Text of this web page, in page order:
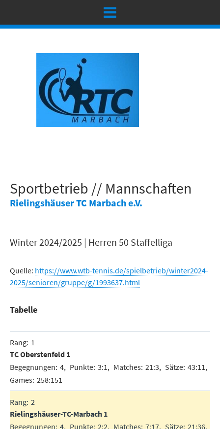
Sportbetrieb // Mannschaften
Rielingshäuser TC Marbach e.V.
Winter 2024/2025 | Herren 50 Staffelliga
Quelle: https://www.wtb-tennis.de/spielbetrieb/winter2024-
2025/senioren/gruppe/g/1993637.html
Tabelle
1
TC Oberstenfeld 1
4
3:1 21:3
43:11
258:151
2
Rielingshäuser-TC-Marbach 1
4
2:2 7:17
21:36